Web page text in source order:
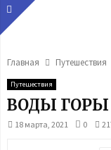
Главная Путешествия
Путешествия
ВОДЫ
18 марта, 2021 0